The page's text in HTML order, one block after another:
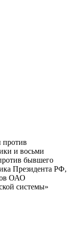
против
и восьми
бывшего
Президента РФ,
ОАО
системы»